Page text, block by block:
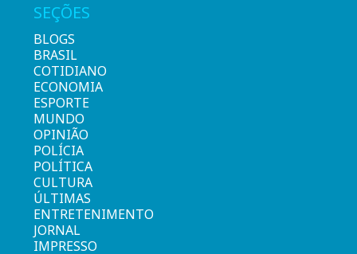
SEÇÕES
BLOGS
BRASIL
COTIDIANO
ECONOMIA
ESPORTE
MUNDO
OPINIÃO
POLÍCIA
POLÍTICA
CULTURA
ÚLTIMAS
ENTRETENIMENTO
JORNAL
IMPRESSO